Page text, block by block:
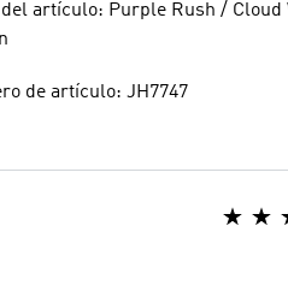
artículo: Purple Rush / Cloud
de artículo: JH7747